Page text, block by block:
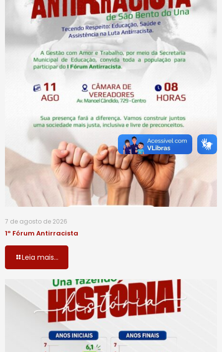
7 de agosto de 2026
1º Fórum Antirracista
Leia mais...